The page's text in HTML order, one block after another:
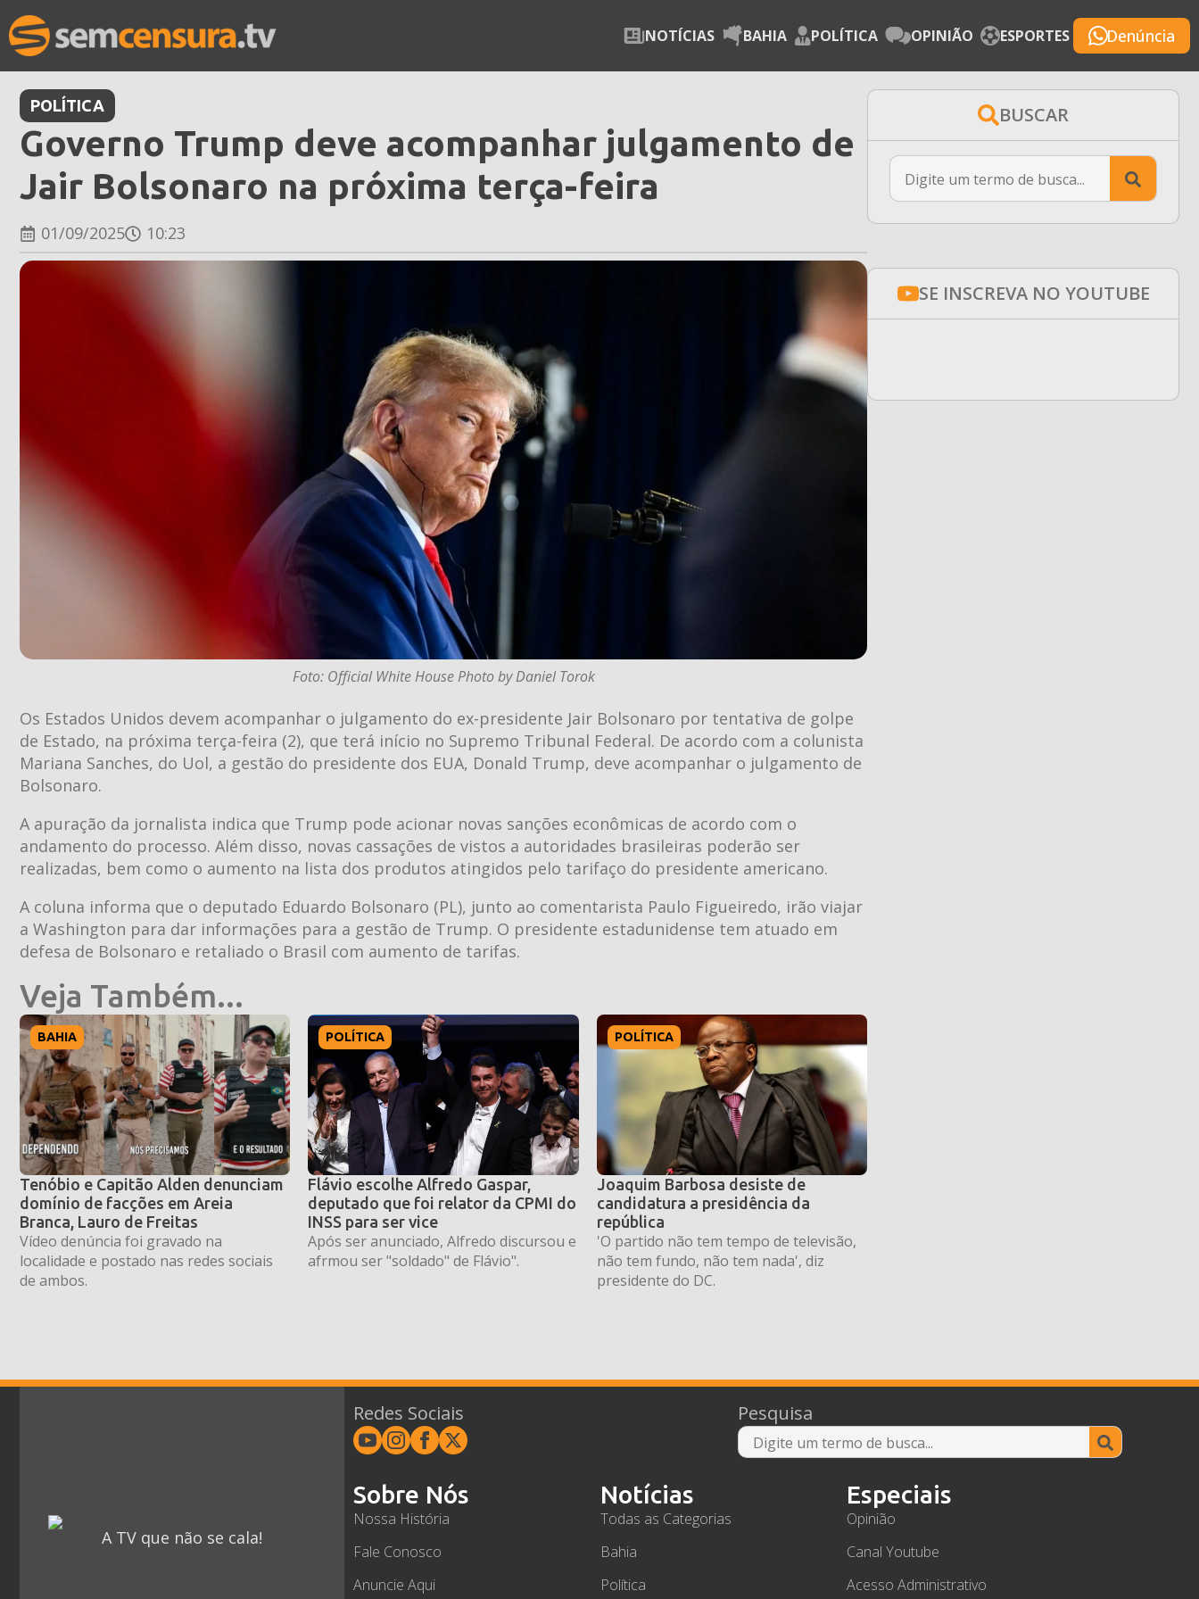
NOTÍCIAS BAHIA POLÍTICA OPINIÃO ESPORTES Denúncia
POLÍTICA
Governo Trump deve acompanhar julgamento de
Jair Bolsonaro na próxima terça-feira
01/09/2025 10:23
Foto: Official White House Photo by Daniel Torok
Os Estados Unidos devem acompanhar o julgamento do ex-presidente Jair Bolsonaro por tentativa de golpe
de Estado, na próxima terça-feira (2), que terá início no Supremo Tribunal Federal. De acordo com a colunista
Mariana Sanches, do Uol, a gestão do presidente dos EUA, Donald Trump, deve acompanhar o julgamento de
Bolsonaro.
A apuração da jornalista indica que Trump pode acionar novas sanções econômicas de acordo com o
andamento do processo. Além disso, novas cassações de vistos a autoridades brasileiras poderão ser
realizadas, bem como o aumento na lista dos produtos atingidos pelo tarifaço do presidente americano.
A coluna informa que o deputado Eduardo Bolsonaro (PL), junto ao comentarista Paulo Figueiredo, irão viajar
a Washington para dar informações para a gestão de Trump. O presidente estadunidense tem atuado em
defesa de Bolsonaro e retaliado o Brasil com aumento de tarifas.
Veja Também...
BAHIA
Tenóbio e Capitão Alden denunciam
domínio de facções em Areia
Branca, Lauro de Freitas
Vídeo denúncia foi gravado na
localidade e postado nas redes sociais
de ambos.
POLÍTICA
Flávio escolhe Alfredo Gaspar,
deputado que foi relator da CPMI do
INSS para ser vice
Após ser anunciado, Alfredo discursou e
afrmou ser "soldado" de Flávio".
POLÍTICA
Joaquim Barbosa desiste de
candidatura a presidência da
república
'O partido não tem tempo de televisão,
não tem fundo, não tem nada', diz
presidente do DC.
BUSCAR
for:
SE INSCREVA NO YOUTUBE
A TV que não se cala!
Redes Sociais Pesquisa
Search
for:
Sobre Nós
Nossa História
Fale Conosco
Anuncie Aqui
Notícias
Todas as Categorias
Bahia
Política
Especiais
Opinião
Canal Youtube
Acesso Administrativo